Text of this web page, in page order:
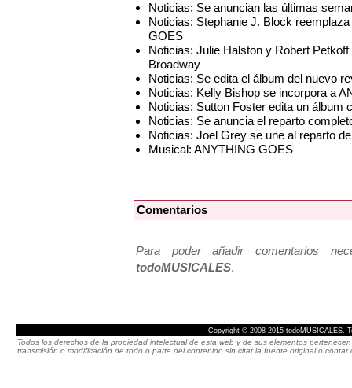
Noticias: Se anuncian las últimas
Noticias: Stephanie J. Block
GOES
Noticias: Julie Halston y Robert
Broadway
Noticias: Se edita el álbum del nuevo
Noticias: Kelly Bishop se incorpora a
Noticias: Sutton Foster edita un álbum
Noticias: Se anuncia el reparto
Noticias: Joel Grey se une al reparto
Musical: ANYTHING GOES
Comentarios
Para poder añadir comentarios
todoMUSICALES.
Copyright © 2008-2015 todoMUSICALES.
Todos los derechos de la propiedad intelectual de esta web y de sus elementos
transmisión o modificación de todo o parte del contenido sin citar la fuente original o